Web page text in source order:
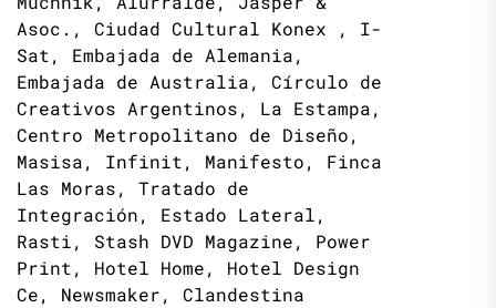
Asoc., Ciudad Cultural Konex , I-
Sat, Embajada de Alemania,
Embajada de Australia, Círculo de
Creativos Argentinos, La Estampa,
Centro Metropolitano de Diseño,
Masisa, Infinit, Manifesto, Finca
Las Moras, Tratado de
Integración, Estado Lateral,
Rasti, Stash DVD Magazine, Power
Print, Hotel Home, Hotel Design
Ce, Newsmaker, Clandestina